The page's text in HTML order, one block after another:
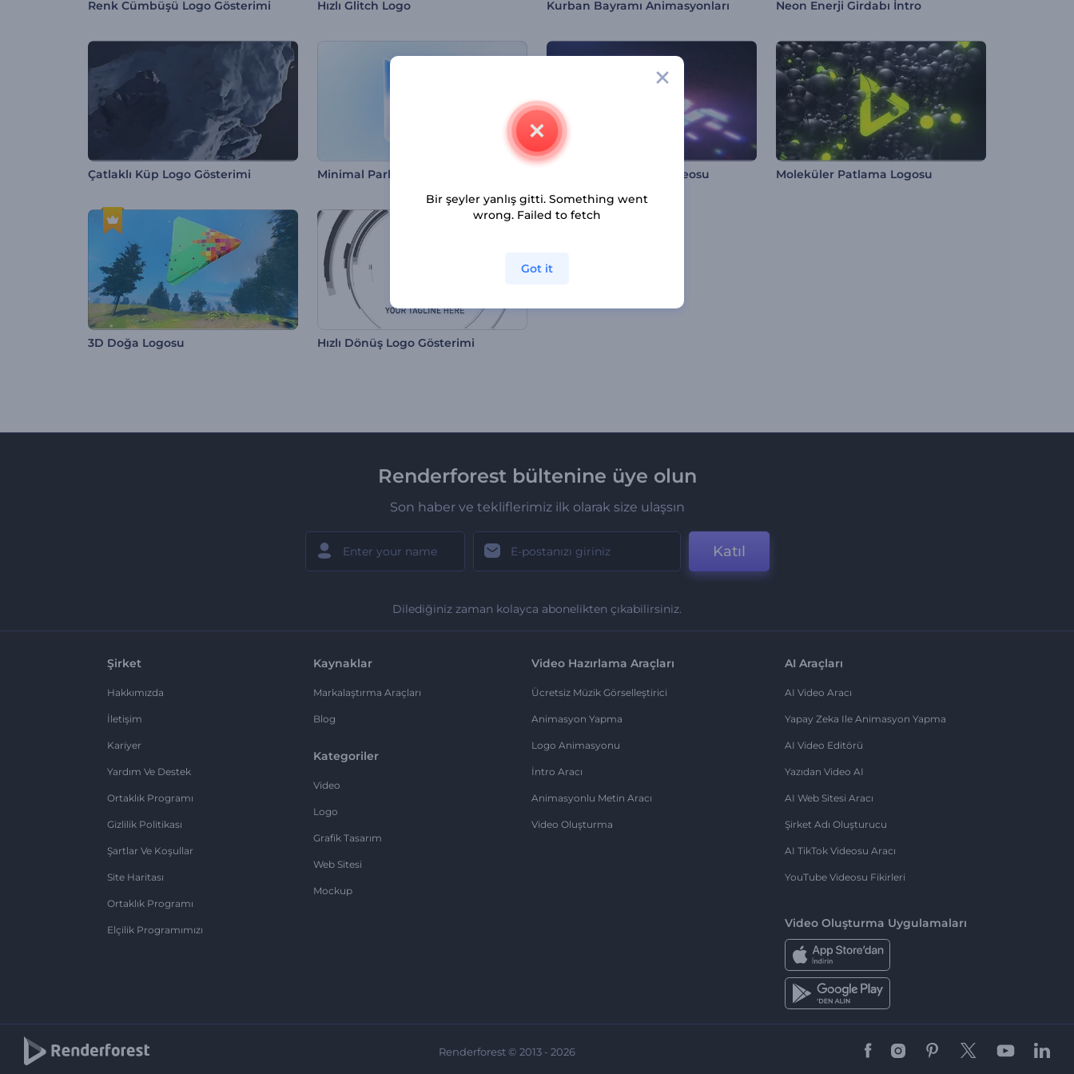
Renk Cümbüşü Logo Gösterimi Hızlı Glitch Logo Kurban Bayramı Animasyonları Neon Enerji Girdabı İntro
Çatlaklı Küp Logo Gösterimi Neon Pikseller Giriş Videosu Moleküler Patlama Logosu
3D Doğa Logosu Hızlı Dönüş Logo Gösterimi
Renderforest bültenine üye olun
Son haber ve tekliflerimiz ilk olarak size ulaşsın
Katıl
Dilediğiniz zaman kolayca abonelikten çıkabilirsiniz.
Şirket
Hakkımızda
İletişim
Kariyer
Yardım Ve Destek
Ortaklık Programı
Gizlilik Politikası
Şartlar Ve Koşullar
Site Haritası
Ortaklık Programı
Elçilik Programımızı
Kaynaklar
Markalaştırma Araçları
Blog
Kategoriler
Video
Logo
Grafik Tasarım
Web Sitesi
Mockup
Video Hazırlama Araçları
Ücretsiz Müzik Görselleştirici
Animasyon Yapma
Logo Animasyonu
İntro Aracı
Animasyonlu Metin Aracı
Video Oluşturma
AI Araçları
AI Video Aracı
Yapay Zeka Ile Animasyon Yapma
AI Video Editörü
Yazıdan Video AI
AI Web Sitesi Aracı
Şirket Adı Oluşturucu
AI TikTok Videosu Aracı
YouTube Videosu Fikirleri
Video Oluşturma Uygulamaları
Renderforest © 2013 - 2026
Bir şeyler yanlış gitti. Something went
wrong. Failed to fetch
Got it